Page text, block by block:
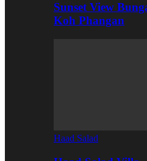
Sunset View
Koh Phangan
Haad Salad